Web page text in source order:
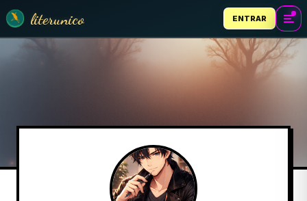
literunico ENTRAR